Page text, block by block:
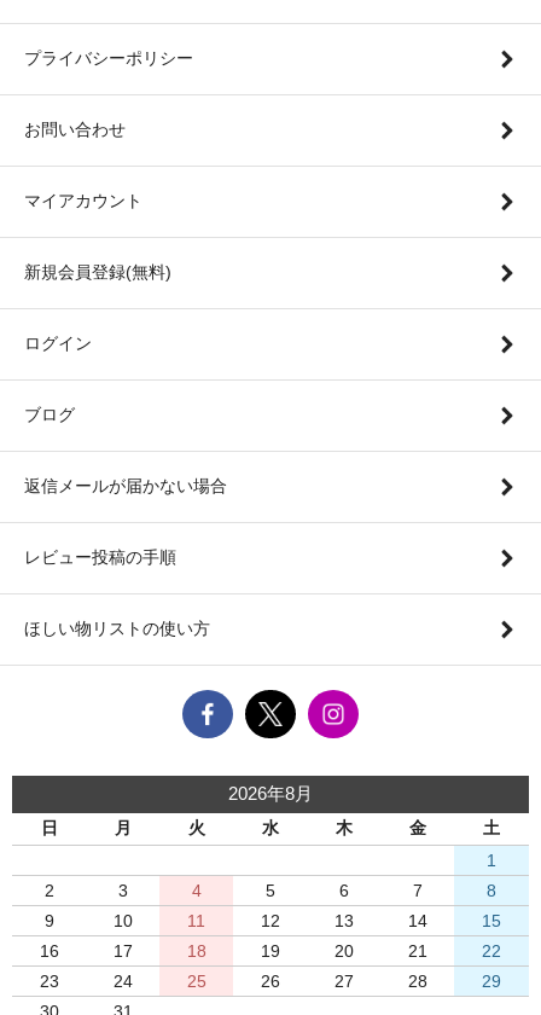
プライバシーポリシー
お問い合わせ
マイアカウント
新規会員登録(無料)
ログイン
ブログ
返信メールが届かない場合
レビュー投稿の手順
ほしい物リストの使い方
2026年8月
日 月 火 水 木 金
土
1
2
3 4 5 6 7
8
9
10 11 12 13 14
15
16
17 18 19 20 21
22
23
24 25 26 27 28
29